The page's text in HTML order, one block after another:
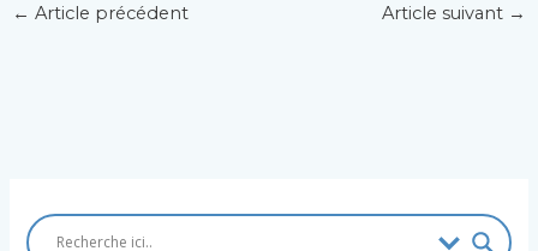
← Article précédent Article suivant →